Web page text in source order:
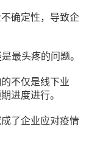
确定性，导致企
最头疼的问题。
不仅是线下业
进度进行。
了企业应对疫情